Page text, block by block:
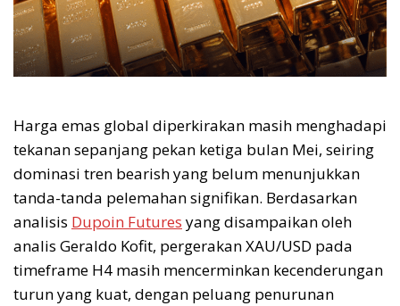
Harga emas global diperkirakan masih menghadapi
tekanan sepanjang pekan ketiga bulan Mei, seiring
dominasi tren bearish yang belum menunjukkan
tanda-tanda pelemahan signifikan. Berdasarkan
analisis Dupoin Futures yang disampaikan oleh
analis Geraldo Kofit, pergerakan XAU/USD pada
timeframe H4 masih mencerminkan kecenderungan
turun yang kuat, dengan peluang penurunan